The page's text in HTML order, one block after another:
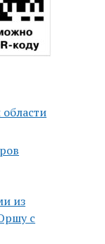
из
с